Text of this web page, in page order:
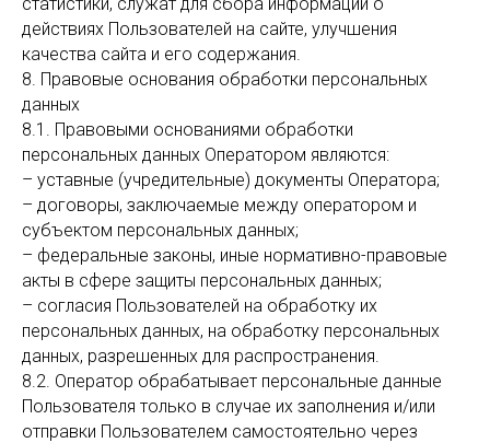
действиях Пользователей на сайте, улучшения
качества сайта и его содержания.
8. Правовые основания обработки персональных
данных
8.1. Правовыми основаниями обработки
персональных данных Оператором являются:
– уставные (учредительные) документы Оператора;
– договоры, заключаемые между оператором и
субъектом персональных данных;
– федеральные законы, иные нормативно-правовые
акты в сфере защиты персональных данных;
– согласия Пользователей на обработку их
персональных данных, на обработку персональных
данных, разрешенных для распространения.
8.2. Оператор обрабатывает персональные данные
Пользователя только в случае их заполнения и/или
отправки Пользователем самостоятельно через